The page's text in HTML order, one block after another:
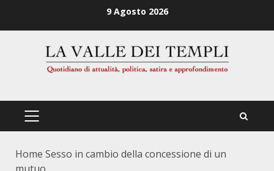
9 Agosto 2026
PRIMÄRES
Home Sesso in cambio della concessione di un